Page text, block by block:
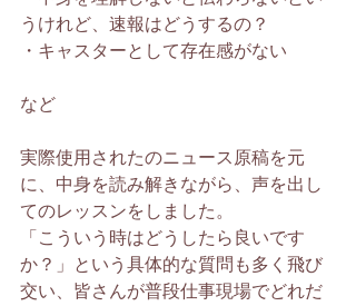
うけれど、速報はどうするの？
・キャスターとして存在感がない
など
実際使用されたのニュース原稿を元
に、中身を読み解きながら、声を出し
てのレッスンをしました。
「こういう時はどうしたら良いです
か？」という具体的な質問も多く飛び
交い、皆さんが普段仕事現場でどれだ